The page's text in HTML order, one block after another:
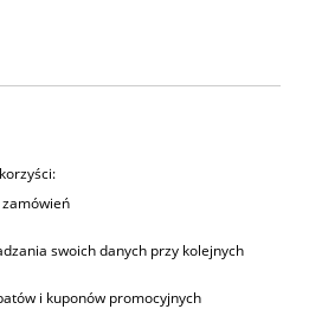
swoich danych przy kolejnych
i kuponów promocyjnych